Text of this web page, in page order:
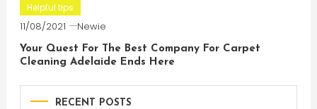
Helpful tips
11/08/2021 Newie
Your Quest For The Best Company For Carpet
Cleaning Adelaide Ends Here
RECENT POSTS